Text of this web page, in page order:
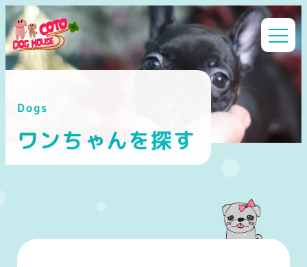
メ
イ
ン
コ
へ
Dogs
ワンちゃんを探す